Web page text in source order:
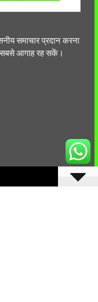
समाचार प्रदान करना
सबसे आगाह रह सकें।